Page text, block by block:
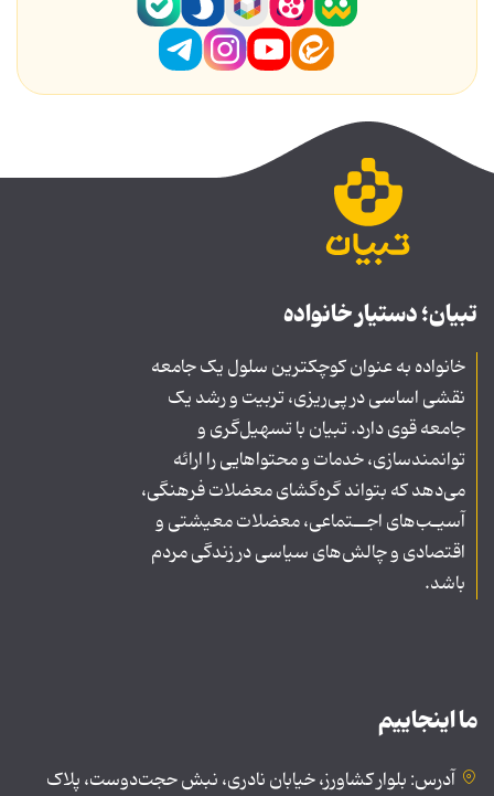
تبیان؛ دستیار خانواده
خانواده به عنوان کوچکترین سلول یک جامعه
نقشی اساسی در پی‌ریزی، تربیت و رشد یک
جامعه قوی دارد. تبیان با تسهیل‌گری و
توانمندسازی، خدمات و محتواهایی را ارائه
می‌دهد که بتواند گره‌گشای معضلات فرهنگی،
آسیـب‌های اجــتماعی، معضلات معیشتی و
اقتصادی و چالش‌های سیاسی در زندگی مردم
باشد.
ما اینجاییم
آدرس: بلوار کشاورز، خیابان نادری، نبش حجت‌دوست، پلاک